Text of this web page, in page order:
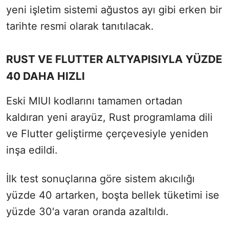
yeni işletim sistemi ağustos ayı gibi erken bir
tarihte resmi olarak tanıtılacak.
RUST VE FLUTTER ALTYAPISIYLA YÜZDE
40 DAHA HIZLI
Eski MIUI kodlarını tamamen ortadan
kaldıran yeni arayüz, Rust programlama dili
ve Flutter geliştirme çerçevesiyle yeniden
inşa edildi.
İlk test sonuçlarına göre sistem akıcılığı
yüzde 40 artarken, boşta bellek tüketimi ise
yüzde 30'a varan oranda azaltıldı.